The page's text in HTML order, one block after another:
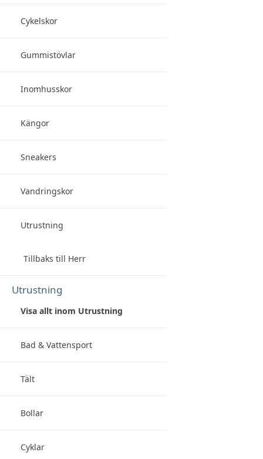
Cykelskor
Gummistövlar
Inomhusskor
Kängor
Sneakers
Vandringskor
Utrustning
Tillbaks till Herr
Utrustning
Visa allt inom Utrustning
Bad & Vattensport
Tält
Bollar
Cyklar